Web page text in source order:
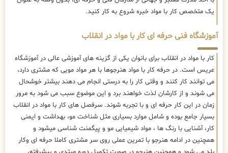
یک متخصص کار با مواد خبره شروع به کار کنید.
آموزشگاه فنی حرفه ای کار با مواد در انقلاب
کار با مواد در انقلاب برای بانوان یکی از گزینه های آموزشی عالی در آموزشگاه
عریس است. در حرفه کار با مواد هنرجوها با هر مواد مویی که مشتری دارد،
می توانند کار کنند و وقتی کار را به درستی انجام می دهند بیشتر خوشحال
می شوند و از کارشان لذت خواهند برد و این موضوع سبب می شود به مرور
زمان در این کار حرفه ای و با تجربه شوند. سرفصل های کار با مواد در انقلاب
بسیار جامع بوده و شامل موارد بسیاری مثل شناخت مو، بهداشت و ایمنی
کار، آشنایی با رنگ ها ، مواد شیمیایی مو و پیگمنت شناسی میشود و
همچنین در ادامه هنرجو با تمرین عملی روی سر مشتری کاملا حرفه ای وکار